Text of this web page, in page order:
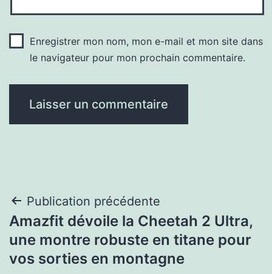
Enregistrer mon nom, mon e-mail et mon site dans
le navigateur pour mon prochain commentaire.
Navigation
de
l’article
Publication précédente
Amazfit dévoile la Cheetah 2 Ultra,
une montre robuste en titane pour
vos sorties en montagne